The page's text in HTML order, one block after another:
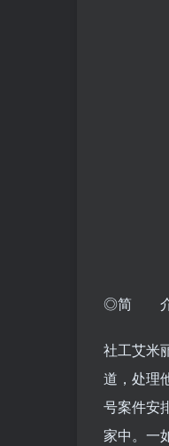
◎简
社工艾米
道，处理
号案件安
家中。一